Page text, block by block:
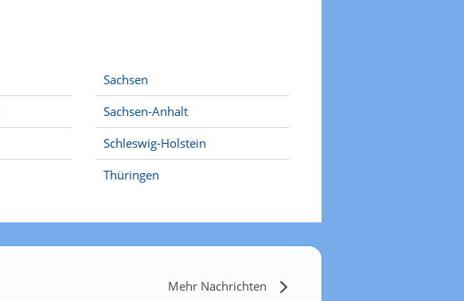
Sachsen
Sachsen-Anhalt
Schleswig-Holstein
Thüringen
Mehr Nachrichten